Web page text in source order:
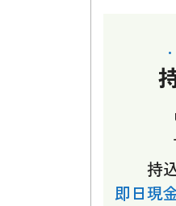
持
即日現